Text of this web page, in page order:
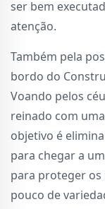
ser bem
atenção.
Também pela
bordo do
Voando pelos
reinado com
objetivo é
para chegar a
para proteger os
pouco de